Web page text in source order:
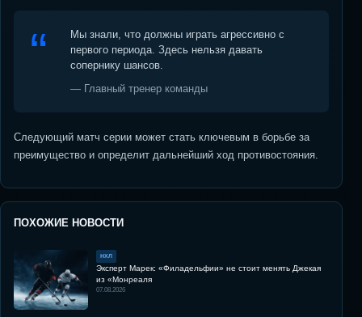
Мы знали, что должны играть агрессивно с
первого периода. Здесь нельзя давать
сопернику шансов.
— Главный тренер команды
Следующий матч серии может стать ключевым в борьбе за
преимущество и определит дальнейший ход противостояния.
ПОХОЖИЕ НОВОСТИ
НХЛ
Эксперт Марек: «Филадельфии» не стоит менять Джекая
из «Монреаля
07.08.2026